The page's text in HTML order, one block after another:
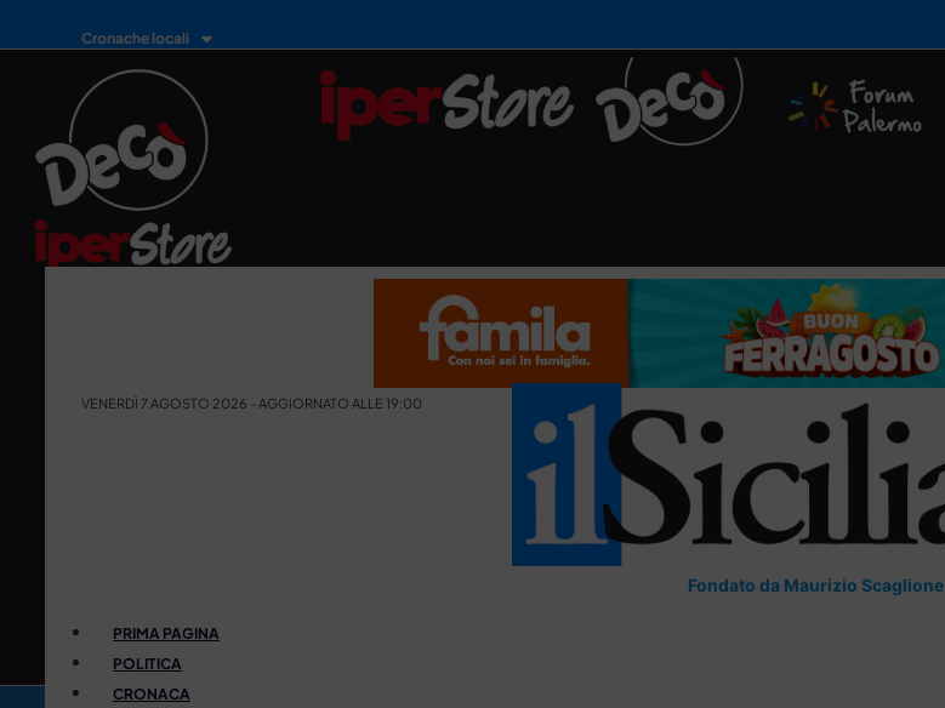
Cronache locali
VENERDÌ 7 AGOSTO 2026 - AGGIORNATO ALLE 19:00
Fondato da Maurizio Scaglione
PRIMA PAGINA
POLITICA
CRONACA